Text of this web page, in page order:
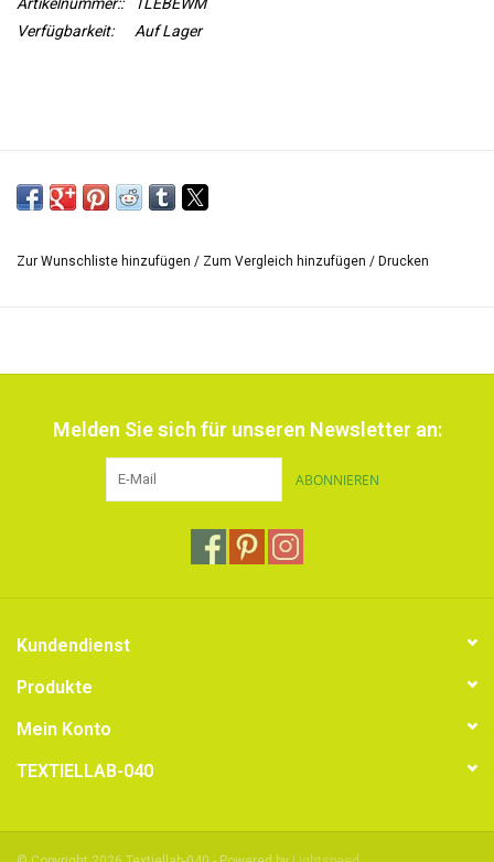
Verfügbarkeit:
Auf Lager
Zur Wunschliste hinzufügen / Zum Vergleich hinzufügen / Drucken
Melden Sie sich für unseren Newsletter an:
ABONNIEREN
Kundendienst
Produkte
Mein Konto
TEXTIELLAB-040